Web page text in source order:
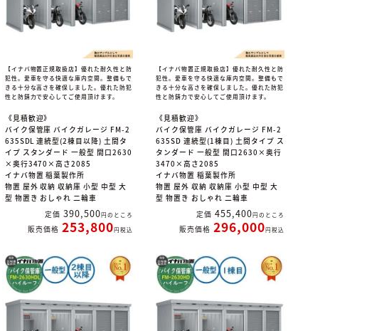
【イナバ物置正規取扱店】優れた耐久性と防
犯性。愛車を守る快適な庫内空間。整備もで
きる十分な高さを確保しました。優れた防犯
性と防錆力で安心してご使用頂けます。
《見積歓迎》
バイク保管庫 バイクガレージ FM-2
635SDL 連続型(2棟目以降) 土間タ
イプ スタンダード 一般型 間口2630
×奥行3470×高さ2085
イナバ物置 稲葉製作所
物置 屋外 収納 収納庫 小型 中型 大
型 物置き おしゃれ 二輪車
定価 390,500 のところ
販売価格 253,800 税込
【イナバ物置正規取扱店】優れた耐久性と防
犯性。愛車を守る快適な庫内空間。整備もで
きる十分な高さを確保しました。優れた防犯
性と防錆力で安心してご使用頂けます。
《見積歓迎》
バイク保管庫 バイクガレージ FM-2
635SD 連続型(1棟目) 土間タイプ ス
タンダード 一般型 間口2630×奥行
3470×高さ2085
イナバ物置 稲葉製作所
物置 屋外 収納 収納庫 小型 中型 大
型 物置き おしゃれ 二輪車
定価 455,400 のところ
販売価格 296,000 税込